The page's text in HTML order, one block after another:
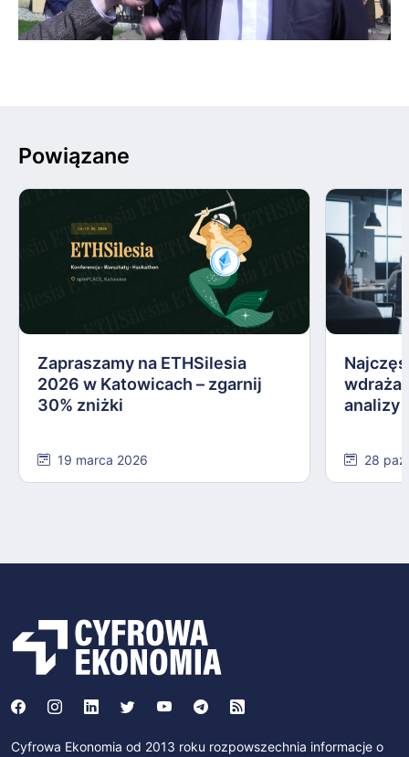
Powiązane
Zapraszamy na ETHSilesia
2026 w Katowicach – zgarnij
30% zniżki
19 marca 2026
analizy
28
Cyfrowa Ekonomia od 2013 roku rozpowszechnia informacje o